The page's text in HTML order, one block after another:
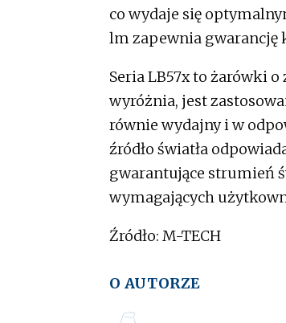
co wydaje się
lm zapewnia gwarancję
Seria LB57x to żarówki
wyróżnia, jest
równie wydajny i w
źródło światła
gwarantujące strumień
wymagających
Źródło: M-TECH
O AUTORZE